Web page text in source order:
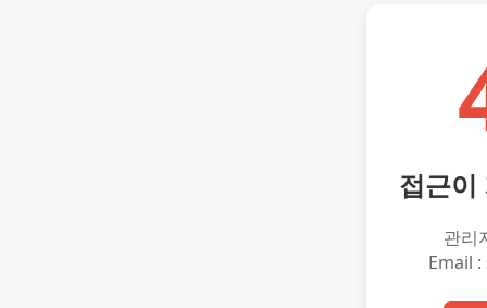
접근이
관리
Email